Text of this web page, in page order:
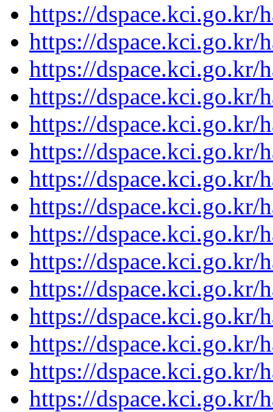
https://dspace.kci.go.kr/
https://dspace.kci.go.kr/
https://dspace.kci.go.kr/
https://dspace.kci.go.kr/
https://dspace.kci.go.kr/
https://dspace.kci.go.kr/
https://dspace.kci.go.kr/
https://dspace.kci.go.kr/
https://dspace.kci.go.kr/
https://dspace.kci.go.kr/
https://dspace.kci.go.kr/
https://dspace.kci.go.kr/
https://dspace.kci.go.kr/
https://dspace.kci.go.kr/
https://dspace.kci.go.kr/